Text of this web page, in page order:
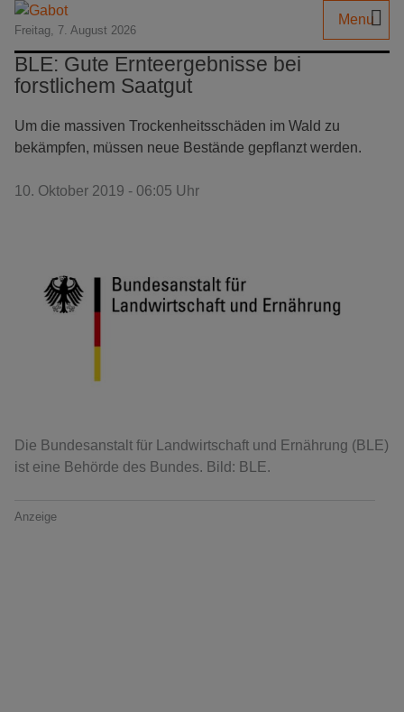
Freitag, 7. August 2026
Menu
BLE: Gute Ernteergebnisse bei
forstlichem Saatgut
Um die massiven Trockenheitsschäden im Wald zu
bekämpfen, müssen neue Bestände gepflanzt werden.
10. Oktober 2019 - 06:05 Uhr
Die Bundesanstalt für Landwirtschaft und Ernährung (BLE)
ist eine Behörde des Bundes. Bild: BLE.
Anzeige